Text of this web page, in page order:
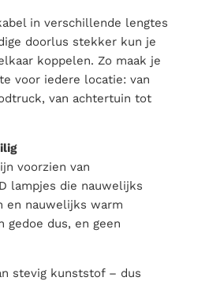
in verschillende lengtes
doorlus stekker kun je
koppelen. Zo maak je
voor iedere locatie: van
van achtertuin tot
voorzien van
lampjes die nauwelijks
en nauwelijks warm
gedoe dus, en geen
stevig kunststof – dus